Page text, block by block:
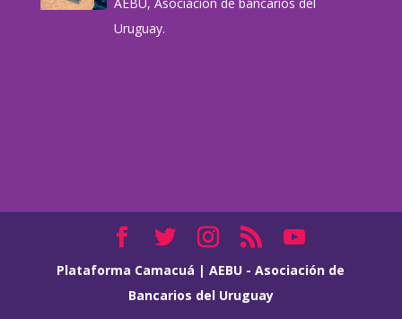
Uruguay.
Plataforma Camacuá |AEBU - Asociación de
Bancarios del Uruguay